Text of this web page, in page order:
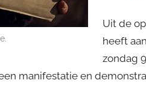
Uit de
heeft
zondag
manifestatie en